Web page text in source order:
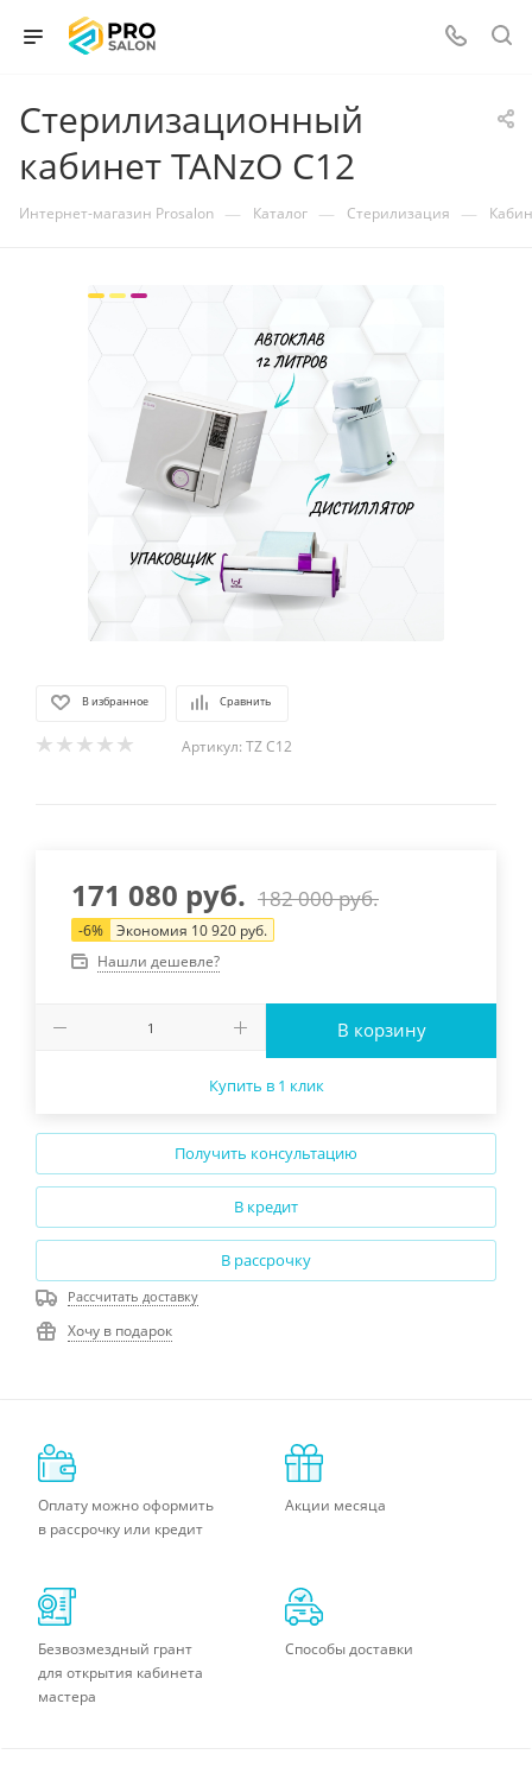
Стерилизационный
кабинет TANzO C12
Интернет-магазин Prosalon — Каталог — Стерилизация —
В избранное Сравнить
Артикул: TZ C12
171 080 руб. 182 000руб.
-6% Экономия 10 920 руб.
Нашли дешевле?
В корзину
Купить в 1 клик
Получить консультацию
В кредит
В рассрочку
Рассчитать доставку
Хочу в подарок
Оплату можно оформить
в рассрочку или кредит
Акции месяца
Безвозмездный грант
для открытия кабинета
мастера
Способы доставки